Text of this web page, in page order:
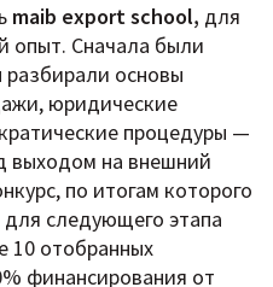
maib export school, для
опыт. Сначала были
основы
юридические
процедуры —
выходом на внешний
по итогам которого
следующего этапа
10 отобранных
финансирования от